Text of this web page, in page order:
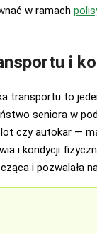
w ramach
i
transportu to
seniora w
czy autokar —
i kondycji
i pozwalała